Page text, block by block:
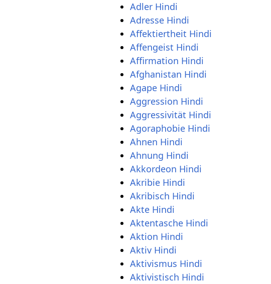
Adler Hindi
Adresse Hindi
Affektiertheit Hindi
Affengeist Hindi
Affirmation Hindi
Afghanistan Hindi
Agape Hindi
Aggression Hindi
Aggressivität Hindi
Agoraphobie Hindi
Ahnen Hindi
Ahnung Hindi
Akkordeon Hindi
Akribie Hindi
Akribisch Hindi
Akte Hindi
Aktentasche Hindi
Aktion Hindi
Aktiv Hindi
Aktivismus Hindi
Aktivistisch Hindi